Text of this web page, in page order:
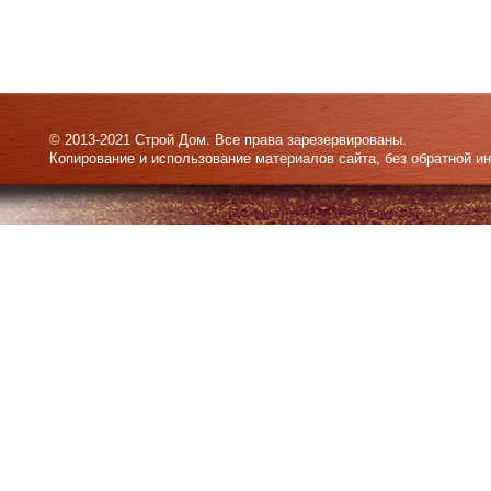
© 2013-2021 Строй Дом. Все права зарезервированы.
Копирование и использование материалов сайта, без обратной